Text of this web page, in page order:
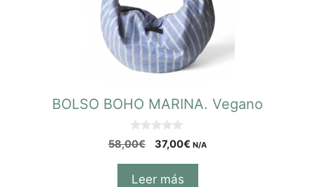
BOLSO BOHO MARINA. Vegano
0
d
58,00€ 37,00€ N/A
Leer más